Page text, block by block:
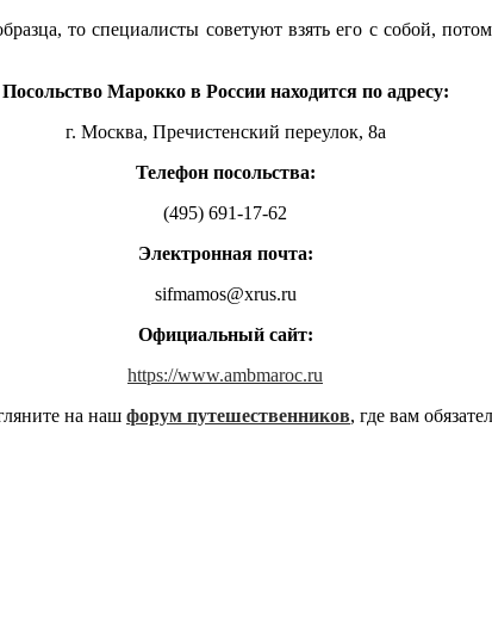
то специалисты советуют взять его с собой,
Посольство Марокко в России находится по адресу:
г. Москва, Пречистенский переулок, 8а
Телефон посольства:
(495) 691-17-62
Электронная почта:
sifmamos@xrus.ru
Официальный сайт:
https://www.ambmaroc.ru
на наш форум путешественников, где вам